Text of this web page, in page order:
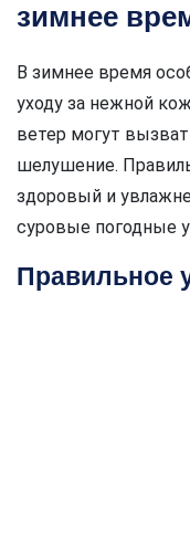
зимнее
В зимнее время
уходу за нежной
ветер могут
шелушение.
здоровый и
суровые погодные
Правильное